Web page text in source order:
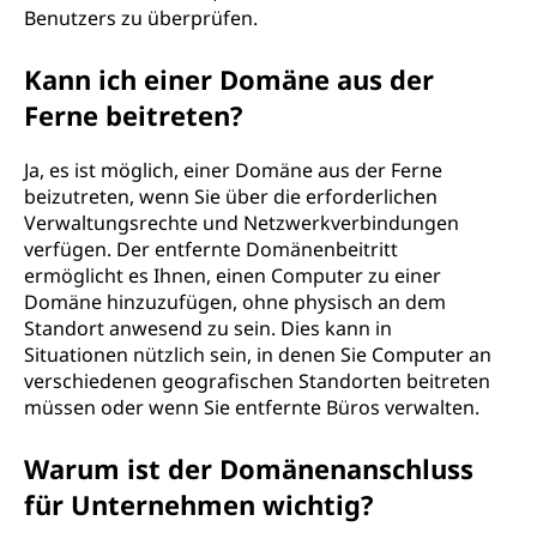
Benutzers zu überprüfen.
Kann ich einer Domäne aus der
Ferne beitreten?
Ja, es ist möglich, einer Domäne aus der Ferne
beizutreten, wenn Sie über die erforderlichen
Verwaltungsrechte und Netzwerkverbindungen
verfügen. Der entfernte Domänenbeitritt
ermöglicht es Ihnen, einen Computer zu einer
Domäne hinzuzufügen, ohne physisch an dem
Standort anwesend zu sein. Dies kann in
Situationen nützlich sein, in denen Sie Computer an
verschiedenen geografischen Standorten beitreten
müssen oder wenn Sie entfernte Büros verwalten.
Warum ist der Domänenanschluss
für Unternehmen wichtig?